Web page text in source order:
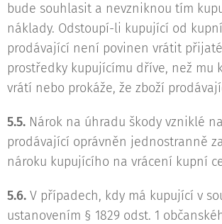
bude souhlasit a nevzniknou tím
náklady. Odstoupí-li kupující od
prodávající není povinen vrátit
prostředky kupujícímu dříve, než mu
vrátí nebo prokáže, že zboží
5.5. Nárok na úhradu škody vzniklé
prodávající oprávněn jednostranně
nároku kupujícího na vrácení kupní
5.6. V případech, kdy má kupující v
ustanovením § 1829 odst. 1